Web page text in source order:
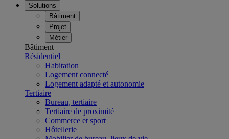
Solutions
Bâtiment
Projet
Métier
Bâtiment
Résidentiel
Habitation
Logement connecté
Logement adapté et autonomie
Tertiaire
Bureau, tertiaire
Tertiaire de proximité
Commerce et sport
Hôtellerie